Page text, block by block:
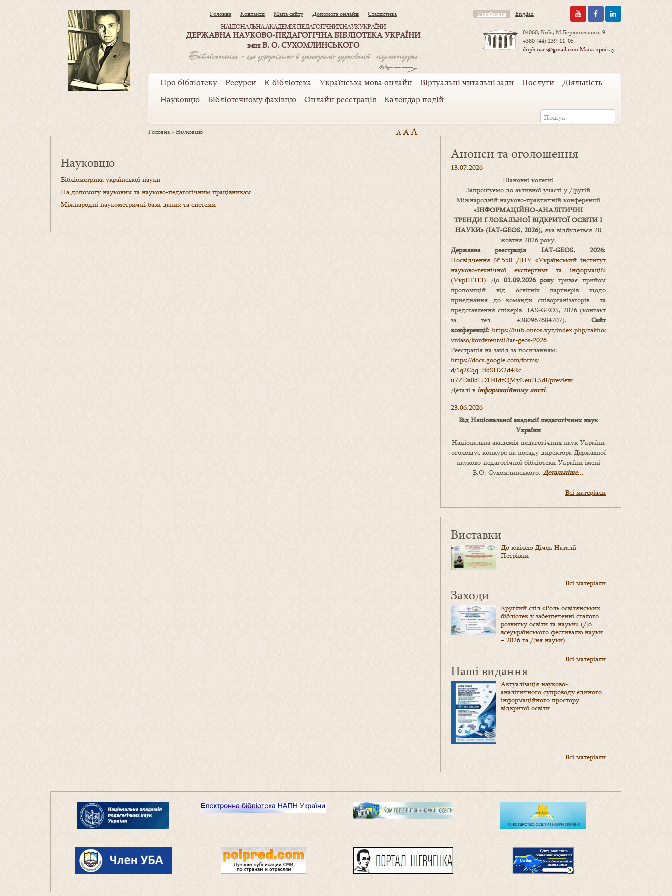
Головна Контакти Мапа сайту Допомога онлайн Статистика
НАЦІОНАЛЬНА АКАДЕМІЯ ПЕДАГОГІЧНИХ НАУК УКРАЇНИ
ДЕРЖАВНА НАУКОВО-ПЕДАГОГІЧНА БІБЛІОТЕКА УКРАЇНИ
ІМЕНІВ. О. СУХОМЛИНСЬКОГО
Українська English
04060, Київ, М.Берлинського, 9
+380 (44) 239-11-05
dnpb.naes@gmail.comМапа проїзду
Про бібліотеку Ресурси Е-бібліотека Українська мова онлайн Віртуальні читальні зали Послуги
Діяльність
Науковцю
Бібліотечному фахівцю Онлайн реєстрація Календар подій
Головна >Науковцю A AA
Науковцю
Бібліометрика української науки
На допомогу науковим та науково-педагогічним працівникам
Міжнародні наукометричні бази даних та системи
Анонси та оголошення
13.07.2026
Шановні колеги!
Запрошуємо до активної участі у Другій
Міжнародній науково-практичній конференції
«ІНФОРМАЦІЙНО-АНАЛІТИЧНІ
ТРЕНДИ ГЛОБАЛЬНОЇ ВІДКРИТОЇ ОСВІТИ І
НАУКИ» (IAT-GEOS, 2026), яка відбудеться 28
жовтня 2026 року.
Державна реєстрація IAT-GEOS, 2026:
Посвідчення №550 ДНУ «Український інститут
науково-технічної експертизи та інформації»
(УкрІНТЕІ) До 01.09.2026 рокутриває прийом
пропозицій від освітніх партнерів щодо
приєднання до команди співорганізаторів та
представлення спікерів IAS-GEOS, 2026 (контакт
за тел. +380967684707). Сайт
конференції: https://hub.ontos.xyz/index.php/zakhody-
vniaso/konferentsii/iat-geos-2026
Реєстрація на захід за посиланням:
https://docs.google.com/forms/
d/1q2Cqq_IidSHZ2d4Rc_
u7ZDa0dLD1NIdzQMyNeuILSdI/preview
Деталі в інформаційному листі.
23.06.2026
Від Національної академії педагогічних наук
України
Національна академія педагогічних наук України
оголошує конкурс на посаду директора Державної
науково-педагогічної бібліотеки України імені
В.О. Сухомлинського. Детальніше...
Всі матеріали
Виставки
До ювілею Дічек Наталії
Петрівни
Всі матеріали
Заходи
Круглий стіл «Роль освітянських
бібліотек у забезпеченні сталого
розвитку освіти та науки» (До
всеукраїнського фестивалю науки
– 2026 та Дня науки)
Всі матеріали
Наші видання
Актуалізація науково-
аналітичного супроводу єдиного
інформаційного простору
відкритої освіти
Всі матеріали